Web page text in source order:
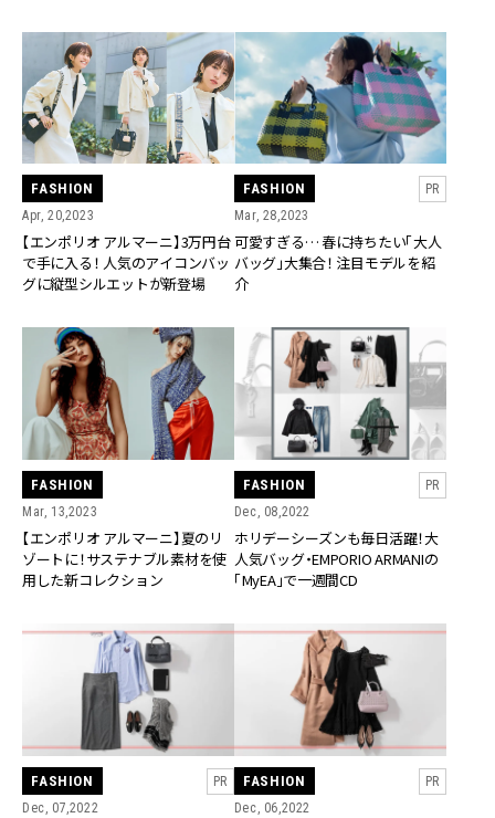
FASHION
Apr, 20,2023
【エンポリオ アルマーニ】3万円台
で手に入る！ 人気のアイコンバッ
グに縦型シルエットが新登場
FASHION
PR
Mar, 28,2023
可愛すぎる… 春に持ちたい「大人
バッグ」大集合！ 注目モデルを紹
介
FASHION
Mar, 13,2023
【エンポリオ アルマーニ】夏のリ
ゾートに！サステナブル素材を使
用した新コレクション
FASHION
PR
Dec, 08,2022
ホリデーシーズンも毎日活躍！大
人気バッグ・EMPORIO ARMANIの
「MyEA」で一週間CD
FASHION
PR
Dec, 07,2022
FASHION
PR
Dec, 06,2022